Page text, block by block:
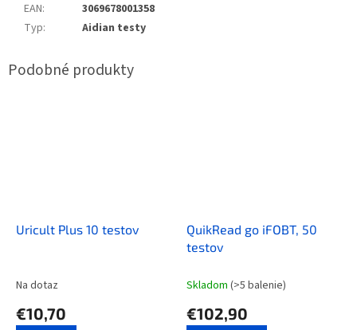
EAN:
3069678001358
Typ: Aidian testy
Uricult Plus 10 testov
Na dotaz
€10,70
QuikRead go iFOBT, 50
testov
Skladom (>5 balenie)
€102,90